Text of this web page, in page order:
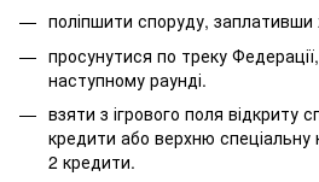
поліпшити споруду,
просунутися по треку
наступному раунді.
взяти з ігрового поля відкриту
кредити або верхню спеціальну
2 кредити.